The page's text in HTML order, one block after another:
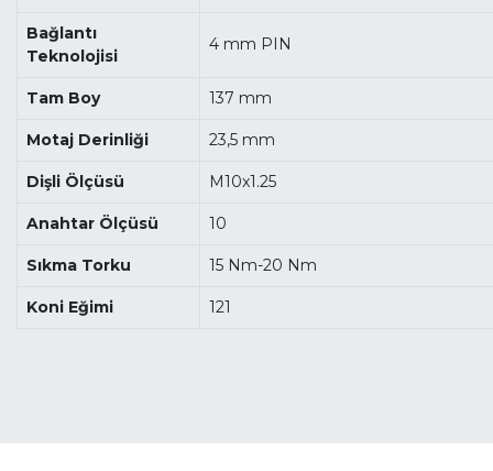
Bağlantı
Teknolojisi
4 mm PIN
Tam Boy 137 mm
Motaj Derinliği 23,5 mm
Dişli Ölçüsü M10x1.25
Anahtar Ölçüsü 10
Sıkma Torku 15 Nm-20 Nm
Koni Eğimi 121